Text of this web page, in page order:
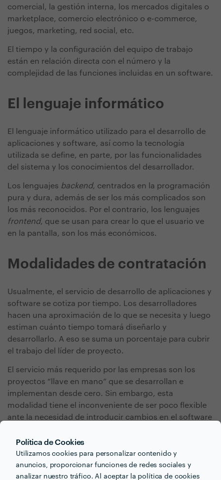
Política de Cookies
Utilizamos cookies para personalizar contenido y
anuncios, proporcionar funciones de redes sociales y
analizar nuestro tráfico. Al aceptar la política de cookies
comercial, la gestión interna, los mercados digitales o
marketplace, comercio electrónico o e-commerce,
juegos, marketing, red social, etc.
El tiempo y la configuración del equipo de trabajo
están en relación directa con el número y la
complejidad de las funciones incluidas en un software.
El lenguaje informático
El lenguaje informático utilizado para el desarrollo de
aplicaciones y software, así como la tecnología
utilizada se define, en parte, por las funcionalidades
del sistema y los conocimientos del desarrollador.
Los lenguajes backend, centrados en la programación
pura y dura, además de ser los más complicados son
los más reconocidos. Por el contrario, los lenguajes
frontend, que se usan para crear lo que el usuario ve
en la pantalla, son los más económicos.
Modalidades de contratación
Usualmente, el servicio de desarrollo de aplicaciones y
software se cotiza por tiempo. Los desarrolladores
hacen una aproximación de lo que se necesita y luego
estiman cuánto tiempo tomará diseñarlo y
desarrollarlo. A eso se suma un porcentaje para cubrir
el trabajo del líder de proyecto.
El servicio más requerido por las empresas son los
proyectos “llave en mano” que se desarrollan e
implementan desde cero. Sin embargo, esta
modalidad tiene el inconveniente de ser poco flexible
ante la necesidad de introducir cambios en el software
software que trabajan por objetivos intermedios
durante segmentos de tiempo, a la vez que cobran por